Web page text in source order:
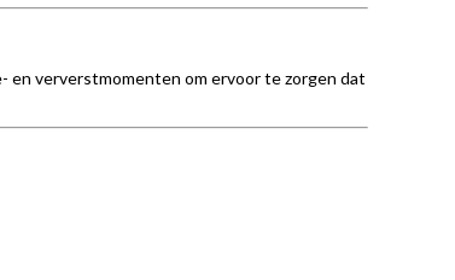
en ververstmomenten om ervoor te zorgen dat